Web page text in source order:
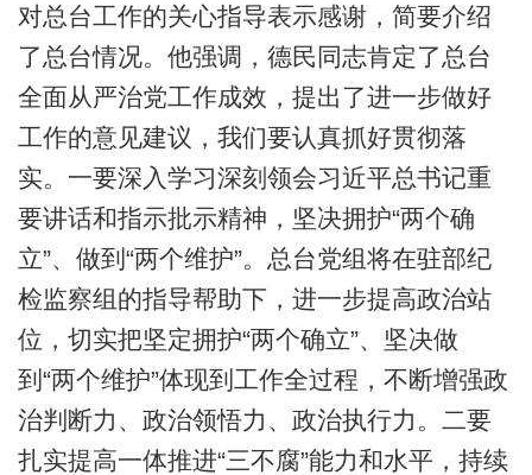
对总台工作的关心指导表示感谢，简要介绍
了总台情况。他强调，德民同志肯定了总台
全面从严治党工作成效，提出了进一步做好
工作的意见建议，我们要认真抓好贯彻落
实。一要深入学习深刻领会习近平总书记重
要讲话和指示批示精神，坚决拥护“两个确
立”、做到“两个维护”。总台党组将在驻部纪
检监察组的指导帮助下，进一步提高政治站
位，切实把坚定拥护“两个确立”、坚决做
到“两个维护”体现到工作全过程，不断增强政
治判断力、政治领悟力、政治执行力。二要
扎实提高一体推进“三不腐”能力和水平，持续